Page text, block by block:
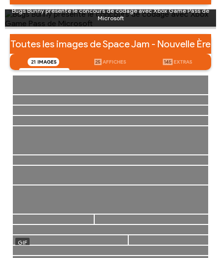
Bugs Bunny présente le concours de codage avec Xbox Game Pass de
Microsoft
Toutes les images de Space Jam - Nouvelle Ère
21 IMAGES 25 AFFICHES 145 EXTRAS